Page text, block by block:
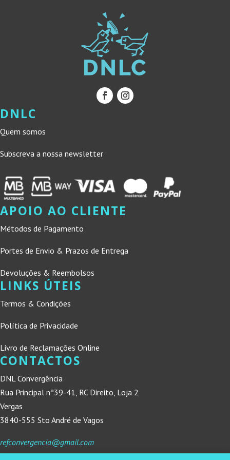
DNLC
Quem somos
Subscreva a nossa newsletter
APOIO AO CLIENTE
Métodos de Pagamento
Portes de Envio & Prazos de Entrega
Devoluções & Reembolsos
LINKS ÚTEIS
Termos & Condições
Política de Privacidade
Livro de Reclamações Online
CONTACTOS
DNL Convergência
Rua Principal nº39-41, RC Direito, Loja 2
Vergas
3840-555 Sto André de Vagos
refconvergencia@gmail.com